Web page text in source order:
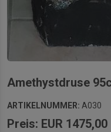
Amethystdruse
ARTIKELNUMMER: A030
Preis: EUR 1475,00